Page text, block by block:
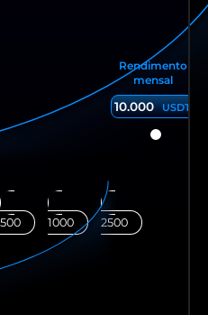
500 1000 2500
Rendimento
mensal
10.000 USDT